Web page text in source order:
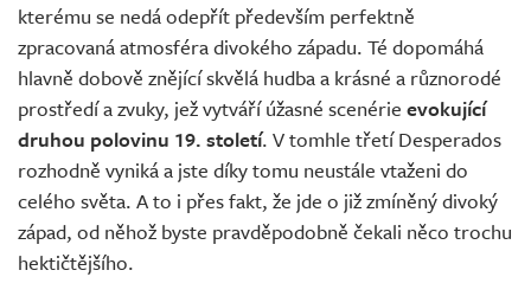
kterému se nedá odepřít především perfektně
zpracovaná atmosféra divokého západu. Té dopomáhá
hlavně dobově znějící skvělá hudba a krásné a různorodé
prostředí a zvuky, jež vytváří úžasné scenérie evokující
druhou polovinu 19. století. V tomhle třetí Desperados
rozhodně vyniká a jste díky tomu neustále vtaženi do
celého světa. A to i přes fakt, že jde o již zmíněný divoký
západ, od něhož byste pravděpodobně čekali něco trochu
hektičtějšího.